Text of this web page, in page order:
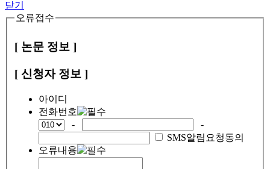
닫기
오류접수
[ 논문 정보 ]
[ 신청자 정보 ]
아이디
전화번호
-
-
SMS알림요청동의
오류내용